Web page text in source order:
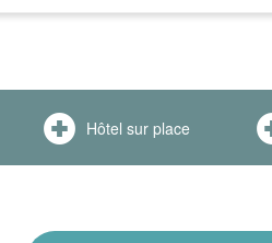
Hôtel sur place